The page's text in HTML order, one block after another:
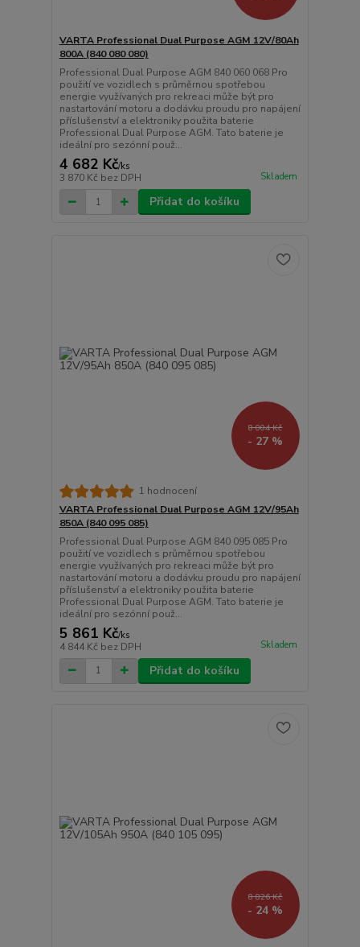
VARTA Professional Dual Purpose AGM 12V/80Ah
800A (840 080 080)
Professional Dual Purpose AGM 840 060 068 Pro
použití ve vozidlech s průměrnou spotřebou
energie využívaných pro rekreaci může být pro
nastartování motoru a dodávku proudu pro napájení
příslušenství a elektroniky použita baterie
Professional Dual Purpose AGM. Tato baterie je
ideální pro sezónní použ...
4 682 Kč/ks
3 870 Kč bez DPH Skladem
Přidat do košíku
8 004 Kč
- 27 %
1 hodnocení
VARTA Professional Dual Purpose AGM 12V/95Ah
850A (840 095 085)
Professional Dual Purpose AGM 840 095 085 Pro
použití ve vozidlech s průměrnou spotřebou
energie využívaných pro rekreaci může být pro
nastartování motoru a dodávku proudu pro napájení
příslušenství a elektroniky použita baterie
Professional Dual Purpose AGM. Tato baterie je
ideální pro sezónní použ...
5 861 Kč/ks
4 844 Kč bez DPH Skladem
Přidat do košíku
8 826 Kč
- 24 %